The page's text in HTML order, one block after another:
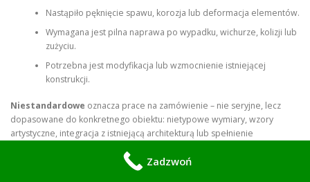
Nastąpiło pęknięcie spawu, korozja lub deformacja elementów.
Wymagana jest pilna naprawa po wypadku, wichurze, kolizji lub
zużyciu.
Potrzebna jest modyfikacja lub wzmocnienie istniejącej
konstrukcji.
Niestandardowe oznacza prace na zamówienie – nie seryjne, lecz
dopasowane do konkretnego obiektu: nietypowe wymiary, wzory
artystyczne, integracja z istniejącą architekturą lub spełnienie
Zadzwoń